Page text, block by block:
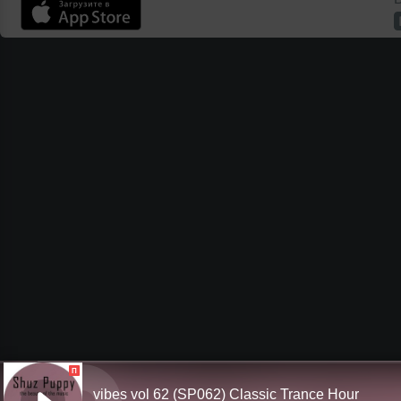
П
vibes vol 62 (SP062) Classic Trance Hour